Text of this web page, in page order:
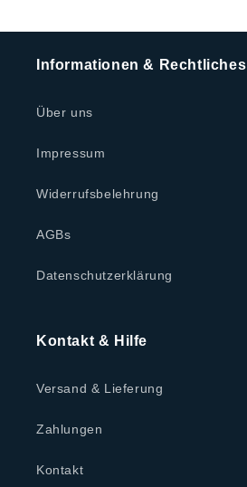
Informationen & Rechtliches
Über uns
Impressum
Widerrufsbelehrung
AGBs
Datenschutzerklärung
Kontakt & Hilfe
Versand & Lieferung
Zahlungen
Kontakt